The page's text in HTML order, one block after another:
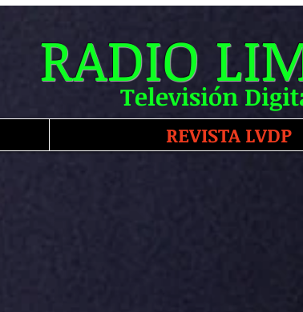
Televisión
RADIO
REVISTA LVDP